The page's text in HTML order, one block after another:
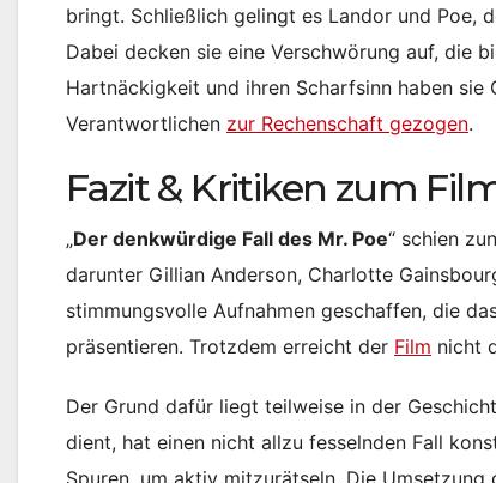
bringt. Schließlich gelingt es Landor und Poe,
Dabei decken sie eine Verschwörung auf, die
Hartnäckigkeit und ihren Scharfsinn haben
Verantwortlichen zur Rechenschaft gezogen.
Fazit & Kritiken zum
„Der denkwürdige Fall des Mr. Poe“ schien
darunter Gillian Anderson, Charlotte
stimmungsvolle Aufnahmen geschaffen, die
präsentieren. Trotzdem erreicht der Film nicht
Der Grund dafür liegt teilweise in der
dient, hat einen nicht allzu fesselnden Fall
Spuren, um aktiv mitzurätseln. Die